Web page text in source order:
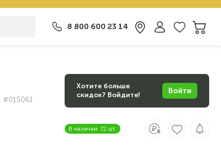
8 800 600 23 14
#015061
Хотите больше
скидок? Войдите!
Войти
В наличии: 72 шт.